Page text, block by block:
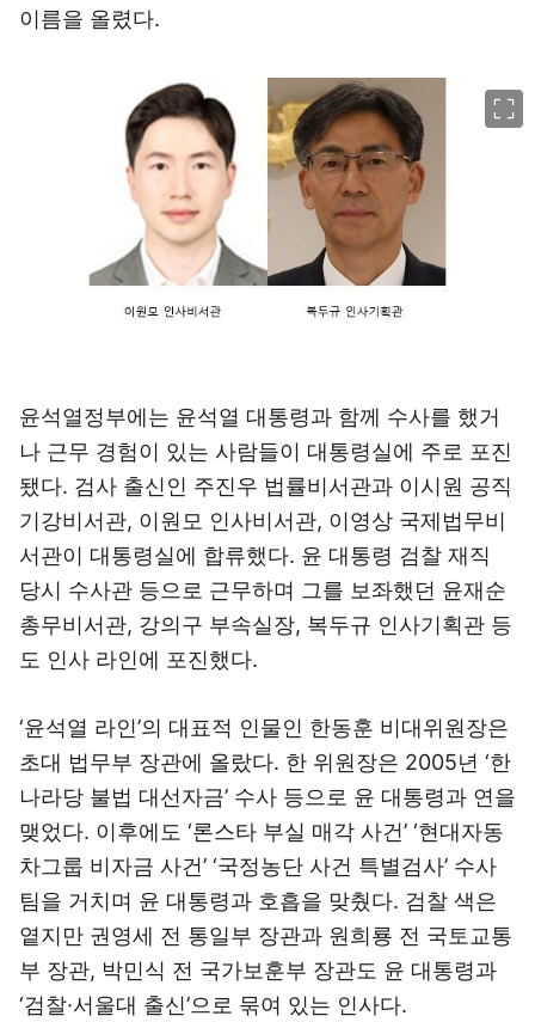
이름을 올렸다.
윤석열정부에는 윤석열 대통령과 함께 수사를 했거
나 근무 경험이 있는 사람들이 대통령실에 주로 포진
됐다. 검사 출신인 주진우 법률비서관과 이시원 공직
기강비서관, 이원모 인사비서관, 이영상 국제법무비
서관이 대통령실에 합류했다. 윤 대통령 검찰 재직
당시 수사관 등으로 근무하며 그를 보좌했던 윤재순
총무비서관, 강의구 부속실장, 복두규 인사기획관 등
도 인사 라인에 포진했다.
‘윤석열 라인’의 대표적 인물인 한동훈 비대위원장은
초대 법무부 장관에 올랐다. 한 위원장은 2005년 ‘한
나라당 불법 대선자금’ 수사 등으로 윤 대통령과 연을
맺었다. 이후에도 ‘론스타 부실 매각 사건’ ‘현대자동
차그룹 비자금 사건’ ‘국정농단 사건 특별검사’ 수사
팀을 거치며 윤 대통령과 호흡을 맞췄다. 검찰 색은
옅지만 권영세 전 통일부 장관과 원희룡 전 국토교통
부 장관, 박민식 전 국가보훈부 장관도 윤 대통령과
‘검찰·서울대 출신’으로 묶여 있는 인사다.